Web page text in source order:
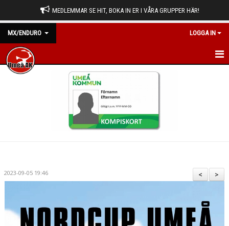
MEDLEMMAR SE HIT, BOKA IN ER I VÅRA GRUPPER HÄR!
MX/ENDURO LOGGA IN
HEM
KONTAKT
>
<
2023-09-05 19:46